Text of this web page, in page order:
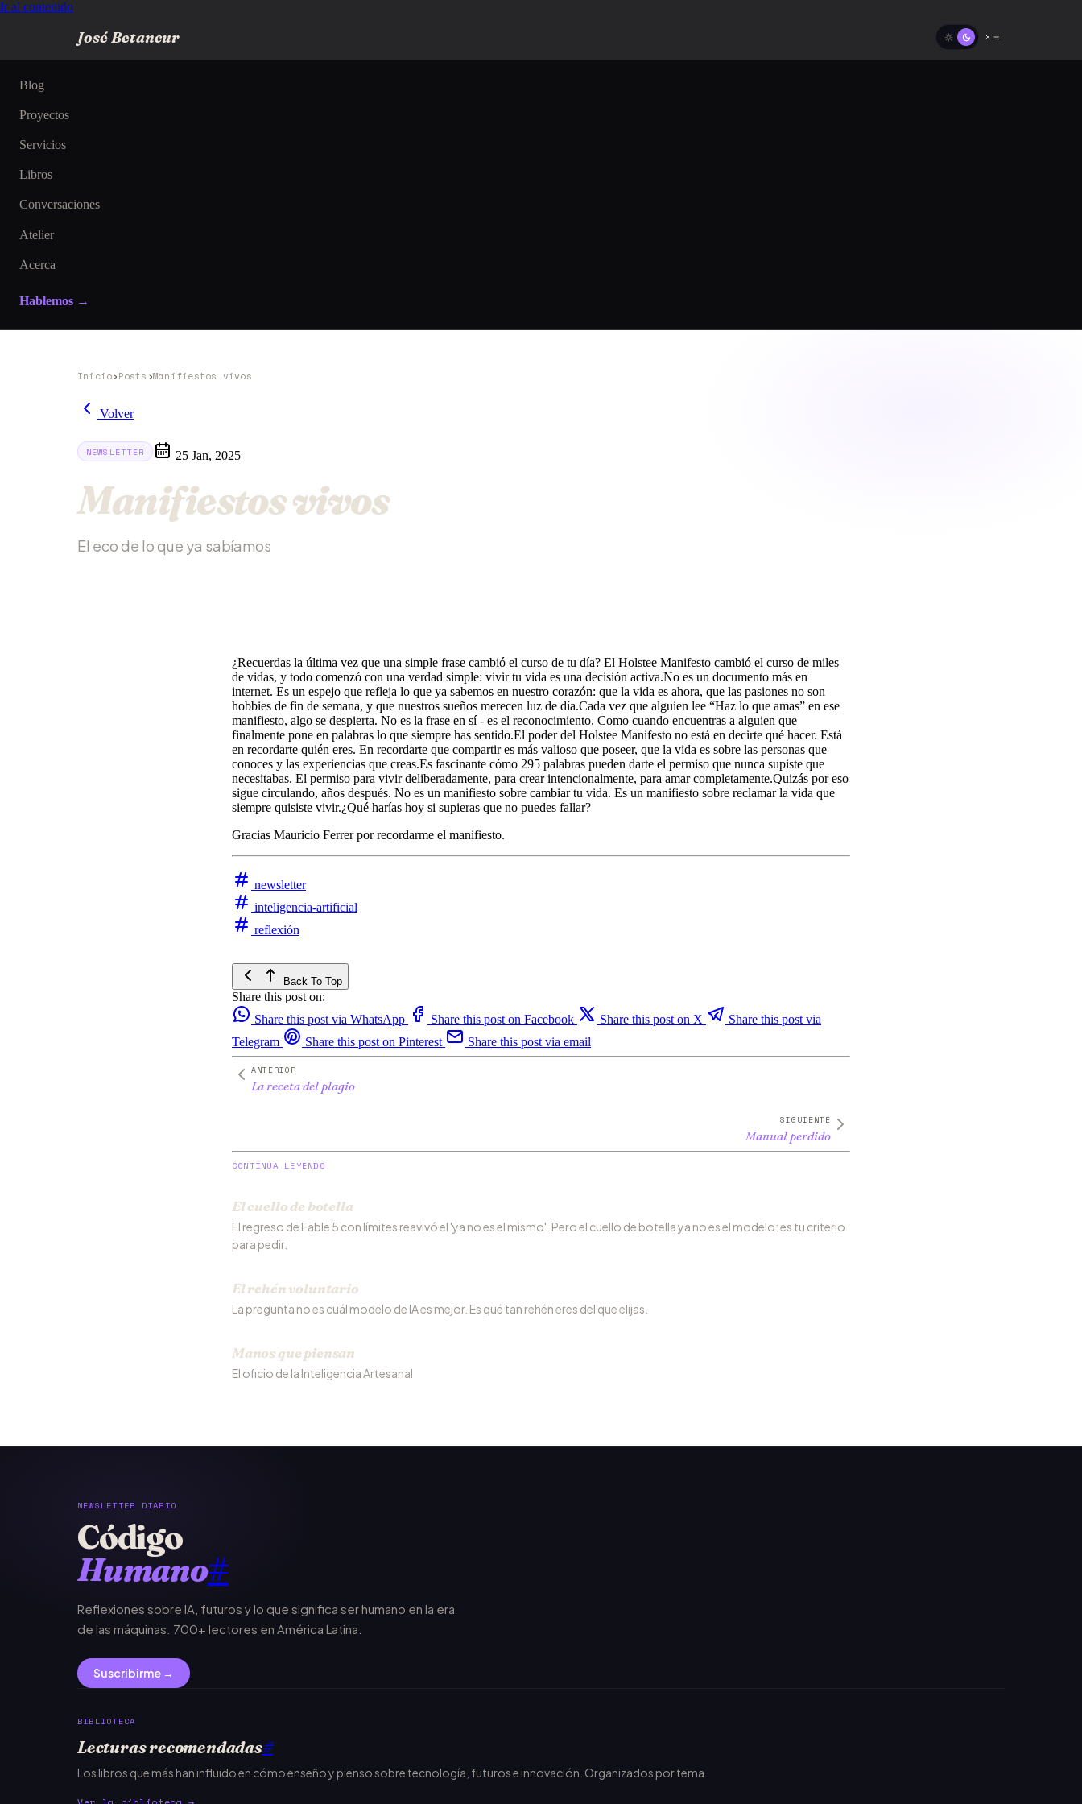
Ir al contenido
José Betancur
Blog
Proyectos
Servicios
Libros
Conversaciones
Atelier
Acerca
Hablemos →
Inicio›Posts ›Manifiestos vivos
Volver
NEWSLETTER 25 Jan, 2025
Manifiestos vivos
El eco de lo que ya sabíamos
¿Recuerdas la última vez que una simple frase cambió el curso de tu día? El Holstee Manifesto cambió el curso de miles
de vidas, y todo comenzó con una verdad simple: vivir tu vida es una decisión activa.No es un documento más en
internet. Es un espejo que refleja lo que ya sabemos en nuestro corazón: que la vida es ahora, que las pasiones no son
hobbies de fin de semana, y que nuestros sueños merecen luz de día.Cada vez que alguien lee “Haz lo que amas” en ese
manifiesto, algo se despierta. No es la frase en sí - es el reconocimiento. Como cuando encuentras a alguien que
finalmente pone en palabras lo que siempre has sentido.El poder del Holstee Manifesto no está en decirte qué hacer. Está
en recordarte quién eres. En recordarte que compartir es más valioso que poseer, que la vida es sobre las personas que
conoces y las experiencias que creas.Es fascinante cómo 295 palabras pueden darte el permiso que nunca supiste que
necesitabas. El permiso para vivir deliberadamente, para crear intencionalmente, para amar completamente.Quizás por eso
sigue circulando, años después. No es un manifiesto sobre cambiar tu vida. Es un manifiesto sobre reclamar la vida que
siempre quisiste vivir.¿Qué harías hoy si supieras que no puedes fallar?
Gracias Mauricio Ferrer por recordarme el manifiesto.
newsletter
inteligencia-artificial
reflexión
Back To Top
Share this post on:
Share this post via WhatsApp
Share this post on Facebook Share this post on X
Share this post via
Telegram
Share this post on Pinterest Share this post via email
ANTERIOR
La receta del plagio
SIGUIENTE
Manual perdido
CONTINÚA LEYENDO
El cuello de botella
El regreso de Fable 5 con límites reavivó el 'ya no es el mismo'. Pero el cuello de botella ya no es el modelo: es tu criterio
para pedir.
El rehén voluntario
La pregunta no es cuál modelo de IA es mejor. Es qué tan rehén eres del que elijas.
Manos que piensan
El oficio de la Inteligencia Artesanal
NEWSLETTER DIARIO
Código
Humano#
Reflexiones sobre IA, futuros y lo que significa ser humano en la era
de las máquinas. 700+ lectores en América Latina.
Suscribirme →
BIBLIOTECA
Lecturas recomendadas#
Los libros que más han influido en cómo enseño y pienso sobre tecnología, futuros e innovación. Organizados por tema.